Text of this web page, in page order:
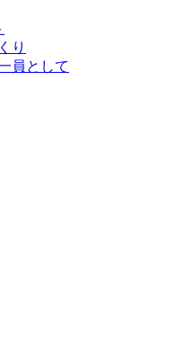
り
員として